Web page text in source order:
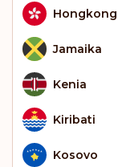
Hongkong
Jamaika
Kenia
Kiribati
Kosovo